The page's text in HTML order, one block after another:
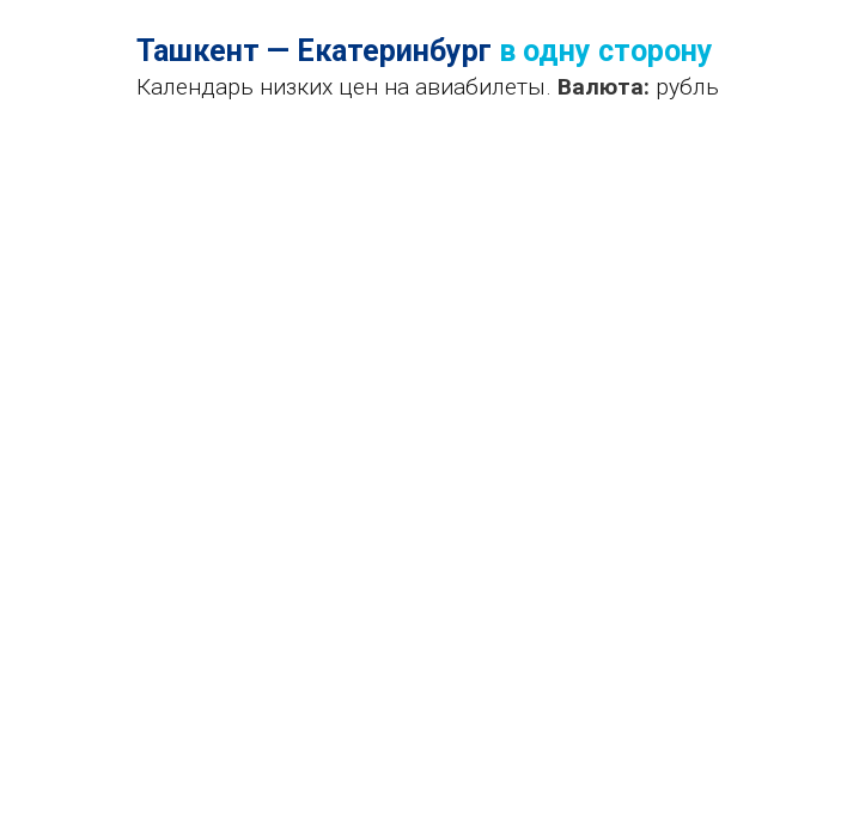
Ташкент — Екатеринбург в одну сторону
Календарь низких цен на авиабилеты. Валюта: рубль